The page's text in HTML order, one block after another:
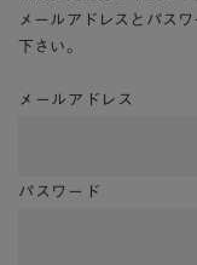
メールアドレスとパス
下さい。
メールアドレス
パスワード